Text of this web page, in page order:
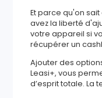
Et parce qu'on
avez la liberté
votre appareil si
récupérer un
Ajouter des
Leasi+, vous
d’esprit totale. La